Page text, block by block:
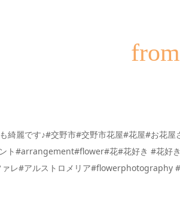
綺麗です♪#交野市#交野市花屋#花屋#お花
ト#arrangement#flower#花#花好き #花好
ァレ#アルストロメリア